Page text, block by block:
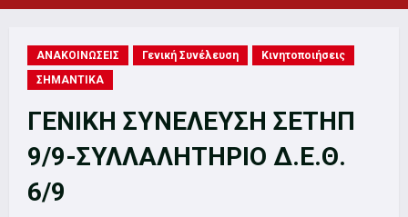
Menu
ΑΝΑΚΟΙΝΩΣΕΙΣ Γενική Συνέλευση
Κινητοποιήσεις
ΣΗΜΑΝΤΙΚΑ
ΓΕΝΙΚΗ ΣΥΝΕΛΕΥΣΗ ΣΕΤΗΠ
9/9-ΣΥΛΛΑΛΗΤΗΡΙΟ Δ.Ε.Θ.
6/9